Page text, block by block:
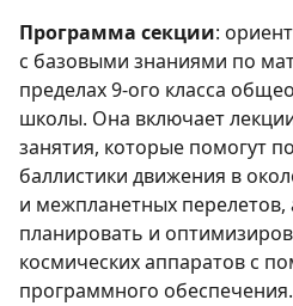
Программа секции:
с базовыми знаниями по
пределах 9-ого класса
школы. Она включает
занятия, которые помогут
баллистики движения в
и межпланетных перелетов,
планировать и
космических аппаратов с
программного обеспечения.